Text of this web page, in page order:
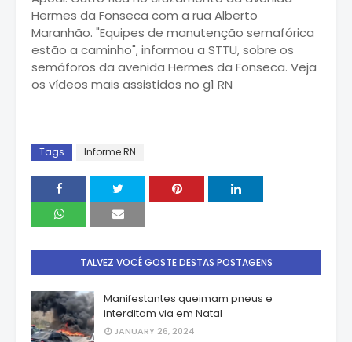
Hermes da Fonseca com a rua Alberto
Maranhão. "Equipes de manutenção semafórica
estão a caminho", informou a STTU, sobre os
semáforos da avenida Hermes da Fonseca. Veja
os vídeos mais assistidos no g1 RN
Tags Informe RN
TALVEZ VOCÊ GOSTE DESTAS POSTAGENS
Manifestantes queimam pneus e
interditam via em Natal
JANUARY 26, 2024